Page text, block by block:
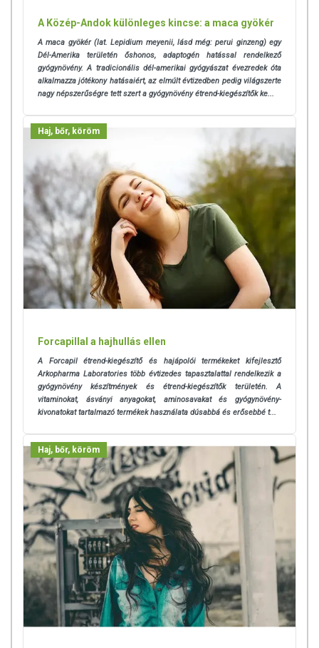
A Közép-Andok különleges kincse: a maca gyökér
A maca gyökér (lat. Lepidium meyenii, lásd még: perui ginzeng) egy
Dél-Amerika területén őshonos, adaptogén hatással rendelkező
gyógynövény. A tradicionális dél-amerikai gyógyászat évezredek óta
alkalmazza jótékony hatásaiért, az elmúlt évtizedben pedig világszerte
nagy népszerűségre tett szert a gyógynövény étrend-kiegészítők ke...
Haj, bőr, köröm
Forcapillal a hajhullás ellen
A Forcapil étrend-kiegészítő és hajápolói termékeket kifejlesztő
Arkopharma Laboratories több évtizedes tapasztalattal rendelkezik a
gyógynövény készítmények és étrend-kiegészítők területén. A
vitaminokat, ásványi anyagokat, aminosavakat és gyógynövény-
kivonatokat tartalmazó termékek használata dúsabbá és erősebbé t...
Haj, bőr, köröm